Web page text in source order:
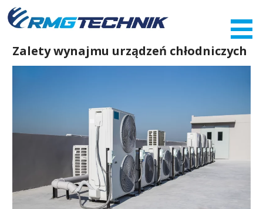
Przejdź
do
zawartości
Zalety wynajmu urządzeń chłodniczych